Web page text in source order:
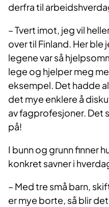
derfra til
– Tvert imot, jeg vil
over til Finland. Her ble
legene var så
lege og hjelper meg
eksempel. Det hadde
det mye enklere å
av fagprofesjoner. Det
på!
I bunn og grunn finner
konkret savner i
– Med tre små barn,
er mye borte, så blir